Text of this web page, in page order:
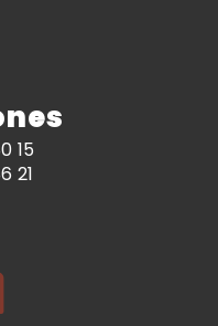
15
21